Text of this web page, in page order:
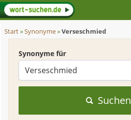
Start»Synonyme»Verseschmied
Synonyme für
Suchen